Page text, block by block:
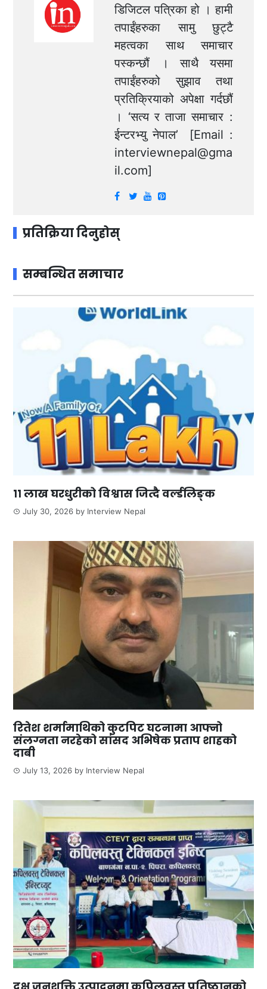
डिजिटल पत्रिका हो । हामी
तपाईंहरुका सामु छुट्टै
महत्वका साथ समाचार
पस्कन्छौं । साथै यसमा
तपाईंहरुको सुझाव तथा
प्रतिक्रियाको अपेक्षा गर्दछौं
। ‘सत्य र ताजा समाचार :
ईन्टरभ्यु नेपाल’ [Email :
interviewnepal@gma
il.com]
प्रतिक्रिया दिनुहोस्
सम्बन्धित समाचार
११ लाख घरधुरीको विश्वास जित्दै वर्ल्डलिङ्क
July 30, 2026 by Interview Nepal
रितेश शर्मामाथिको कुटपिट घटनामा आफ्नो
संलग्नता नरहेको सांसद अभिषेक प्रताप शाहको
दाबी
July 13, 2026 by Interview Nepal